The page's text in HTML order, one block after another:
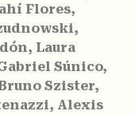
Flores,
Laura
Súnico,
Szister,
Alexis